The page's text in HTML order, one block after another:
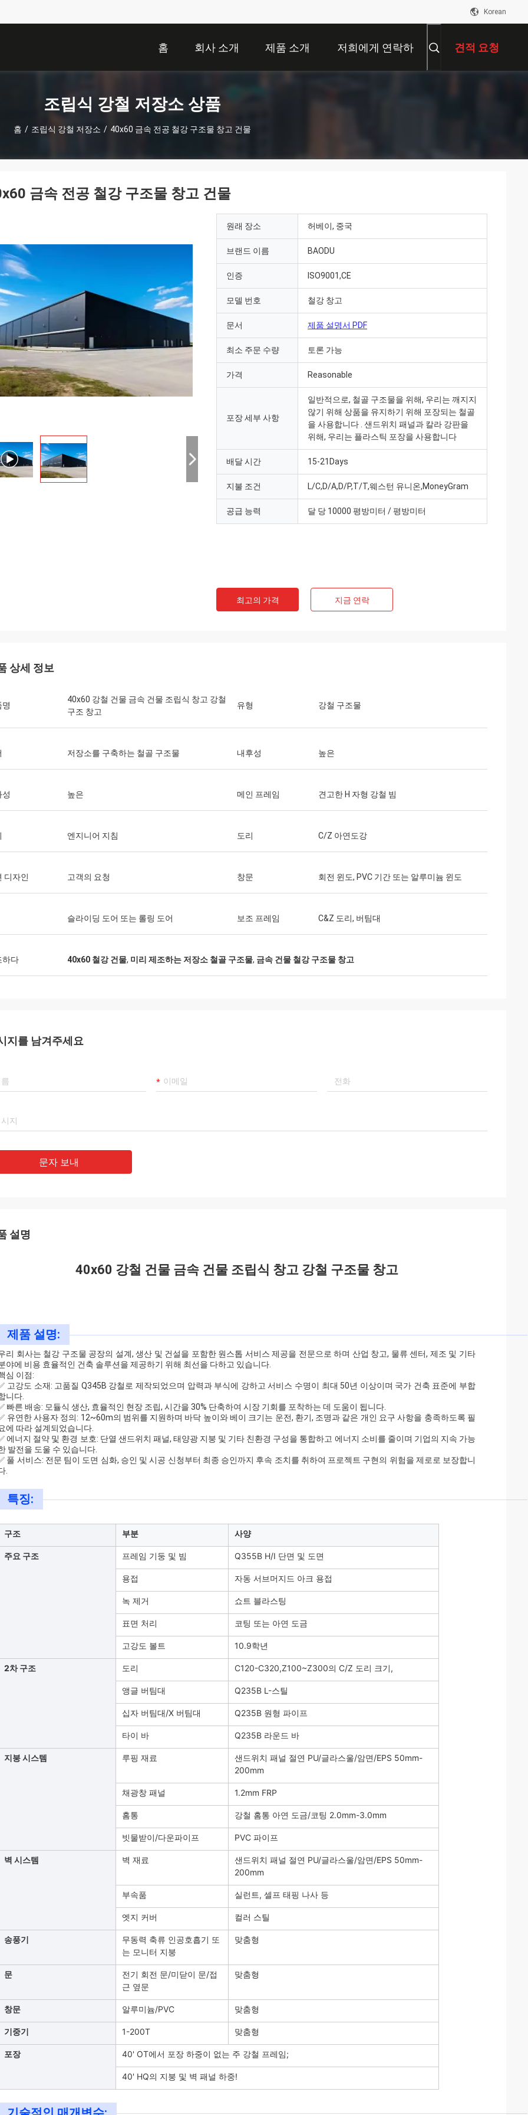
Korean
홈 회사 소개 제품 소개 저희에게 연락하 견적 요청
조립식 강철 저장소 상품
홈 / 조립식 강철 저장소 / 40x60 금속 전공 철강 구조물 창고 건물
부인
씨
"우리는 8 일 전에 그것을 받았고 모든 것이
매우 잘 되었고 당신에게 감사하고 우리가 더
를 가지고 있는 것에 행복합니다 이미 공장에
서 제품.우리가 당신과 의사소통하는 " 어떤
금속 전공 철강 구조물 창고 건물
원래 장소 허베이, 중국
브랜드 이름 BAODU
인증 ISO9001,CE
모델 번호 철강 창고
문서 제품 설명서 PDF
최소 주문 수량 토론 가능
가격 Reasonable
포장 세부 사항
일반적으로, 철골 구조물을 위해, 우리는 깨지지
않기 위해 상품을 유지하기 위해 포장되는 철골
을 사용합니다 . 샌드위치 패널과 칼라 강판을
위해, 우리는 플라스틱 포장을 사용합니다
배달 시간 15-21Days
지불 조건 L/C,D/A,D/P,T/T,웨스턴 유니온,MoneyGram
공급 능력 달 당 10000 평방미터 / 평방미터
최고의 가격 지금 연락
상세 정보
명
40x60 강철 건물 금속 건물 조립식 창고 강철
구조 창고
유형 강철 구조물
저장소를 구축하는 철골 구조물 내후성 높은
성 높은 메인 프레임 견고한 H 자형 강철 빔
엔지니어 지침 도리 C/Z 아연도강
디자인 고객의 요청 창문 회전 윈도, PVC 기간 또는 알루미늄 윈도
슬라이딩 도어 또는 롤링 도어 보조 프레임 C&Z 도리, 버팀대
하다 40x60 철강 건물, 미리 제조하는 저장소 철골 구조물, 금속 건물 철강 구조물 창고
지를 남겨주세요
문자 보내
설명
40x60 강철 건물 금속 건물 조립식 창고 강철 구조물 창고
제품 설명:
리 회사는 철강 구조물 공장의 설계, 생산 및 건설을 포함한 원스톱 서비스 제공을 전문으로 하며 산업 창고, 물류 센터, 제조 및 기타
야에 비용 효율적인 건축 솔루션을 제공하기 위해 최선을 다하고 있습니다.
심 이점:
고강도 소재: 고품질 Q345B 강철로 제작되었으며 압력과 부식에 강하고 서비스 수명이 최대 50년 이상이며 국가 건축 표준에 부합
니다.
빠른 배송: 모듈식 생산, 효율적인 현장 조립, 시간을 30% 단축하여 시장 기회를 포착하는 데 도움이 됩니다.
유연한 사용자 정의: 12~60m의 범위를 지원하며 바닥 높이와 베이 크기는 운전, 환기, 조명과 같은 개인 요구 사항을 충족하도록 필
에 따라 설계되었습니다.
에너지 절약 및 환경 보호: 단열 샌드위치 패널, 태양광 지붕 및 기타 친환경 구성을 통합하고 에너지 소비를 줄이며 기업의 지속 가능
발전을 도울 수 있습니다.
풀 서비스: 전문 팀이 도면 심화, 승인 및 시공 신청부터 최종 승인까지 후속 조치를 취하여 프로젝트 구현의 위험을 제로로 보장합니
.
특징:
구조 부분 사양
주요 구조 프레임 기둥 및 빔 Q355B H/I 단면 및 도면
용접 자동 서브머지드 아크 용접
녹 제거 쇼트 블라스팅
표면 처리 코팅 또는 아연 도금
고강도 볼트 10.9학년
2차 구조 도리 C120-C320,Z100~Z300의 C/Z 도리 크기,
앵글 버팀대 Q235B L-스틸
십자 버팀대/X 버팀대 Q235B 원형 파이프
타이 바 Q235B 라운드 바
지붕 시스템 루핑 재료
샌드위치 패널 절연 PU/글라스울/암면/EPS 50mm-
200mm
채광창 패널 1.2mm FRP
홈통 강철 홈통 아연 도금/코팅 2.0mm-3.0mm
빗물받이/다운파이프 PVC 파이프
벽 시스템 벽 재료
샌드위치 패널 절연 PU/글라스울/암면/EPS 50mm-
200mm
부속품 실런트, 셀프 태핑 나사 등
엣지 커버 컬러 스틸
송풍기
무동력 축류 인공호흡기 또
는 모니터 지붕
맞춤형
문
전기 회전 문/미닫이 문/접
근 옆문
맞춤형
창문 알루미늄/PVC 맞춤형
기중기 1-200T 맞춤형
포장 40' OT에서 포장 하중이 없는 주 강철 프레임;
40' HQ의 지붕 및 벽 패널 하중!